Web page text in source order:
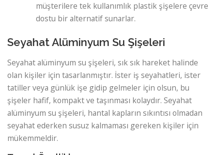
müşterilere tek kullanımlık plastik şişelere çevre
dostu bir alternatif sunarlar.
Seyahat Alüminyum Su Şişeleri
Seyahat alüminyum su şişeleri, sık sık hareket halinde
olan kişiler için tasarlanmıştır. İster iş seyahatleri, ister
tatiller veya günlük işe gidip gelmeler için olsun, bu
şişeler hafif, kompakt ve taşınması kolaydır. Seyahat
alüminyum su şişeleri, hantal kapların sıkıntısı olmadan
seyahat ederken susuz kalmaması gereken kişiler için
mükemmeldir.